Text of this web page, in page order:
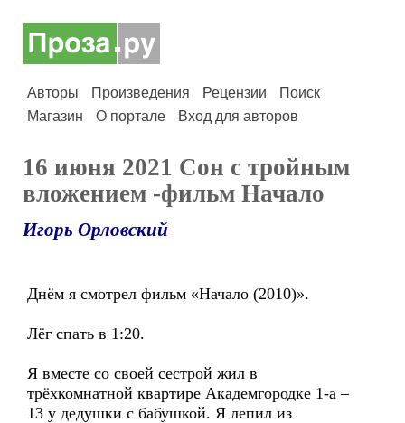
Авторы Произведения Рецензии
Поиск
Магазин
О портале Вход для авторов
16 июня 2021 Сон с тройным
вложением -фильм Начало
Игорь Орловский
Днём я смотрел фильм «Начало (2010)».
Лёг спать в 1:20.
Я вместе со своей сестрой жил в
трёхкомнатной квартире Академгородке 1-а –
13 у дедушки с бабушкой. Я лепил из